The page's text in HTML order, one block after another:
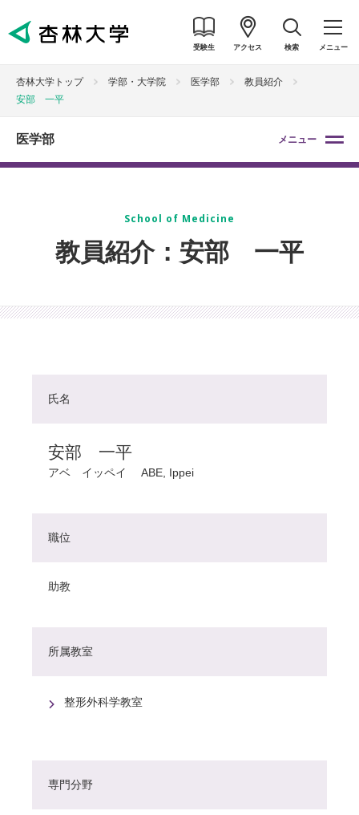
受験生 アクセス 検索 メニュー
杏林大学トップ 学部・大学院 医学部
教員紹介
安部 一平
医学部 メニュー
School of Medicine
教員紹介：安部 一平
氏名
安部 一平
アベ イッペイ ABE, Ippei
職位
助教
所属教室
整形外科学教室
専門分野